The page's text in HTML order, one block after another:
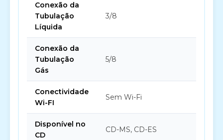
Conexão da
Tubulação
Líquida
3/8
Conexão da
Tubulação
Gás
5/8
Conectividade
Wi-FI
Sem Wi-Fi
Disponível no
CD
CD-MS, CD-ES